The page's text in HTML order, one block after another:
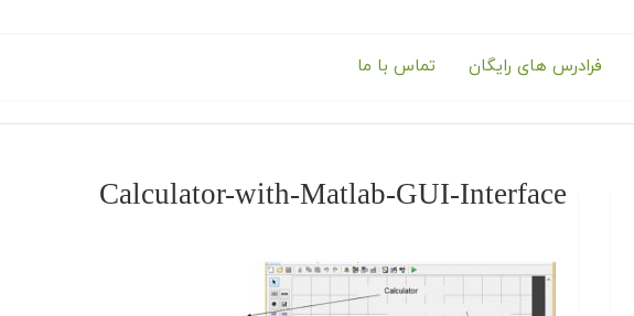
فرادرس های رایگان تماس با ما
Calculator-with-Matlab-GUI-Interface